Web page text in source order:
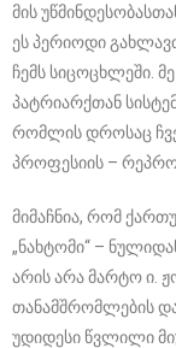
მის
ეს პერიოდი
ჩემს სიცოცხლეში.
პატრიარქთან
რომლის დროსაც
პროფესიის –
მიმაჩნია, რომ
„ნახტომი“ –
არის არა მარტო ი.
თანამშრომლების
უდიდესი წვლილი